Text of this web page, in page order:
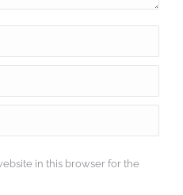
in this browser for the